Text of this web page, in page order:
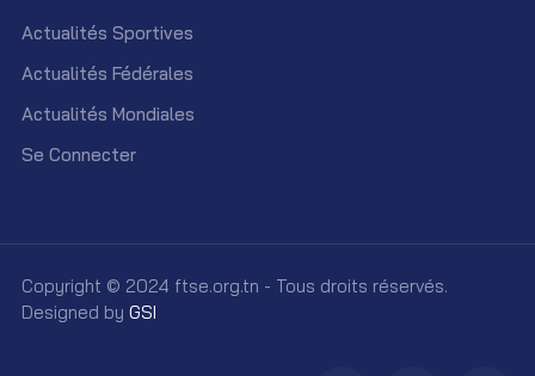
Actualités Sportives
Actualités Fédérales
Actualités Mondiales
Se Connecter
Copyright © 2024 ftse.org.tn - Tous droits réservés.
Designed by GSI